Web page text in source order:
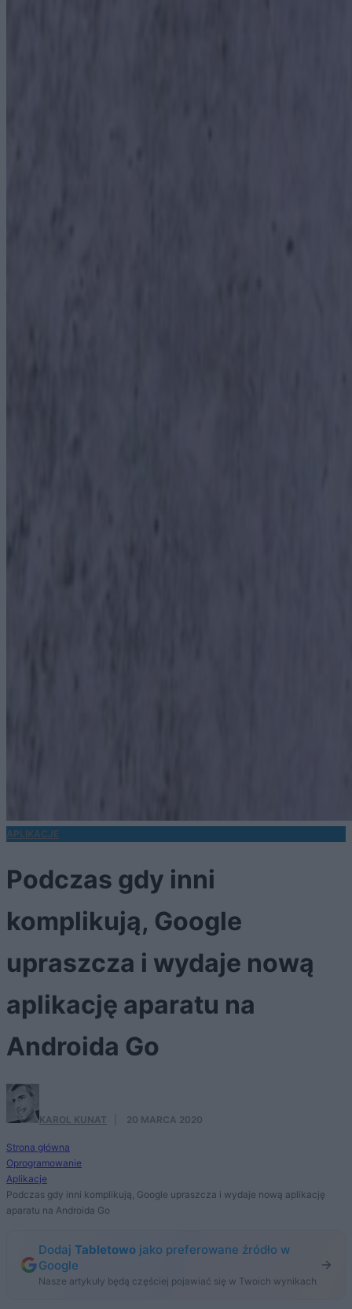
APLIKACJE
Podczas gdy inni
komplikują, Google
upraszcza i wydaje nową
aplikację aparatu na
Androida Go
KAROL KUNAT 20 MARCA 2020
Strona główna
Oprogramowanie
Aplikacje
Podczas gdy inni komplikują, Google upraszcza i wydaje nową aplikację
aparatu na Androida Go
Dodaj Tabletowo jako preferowane źródło w
Google
Nasze artykuły będą częściej pojawiać się w Twoich wynikach